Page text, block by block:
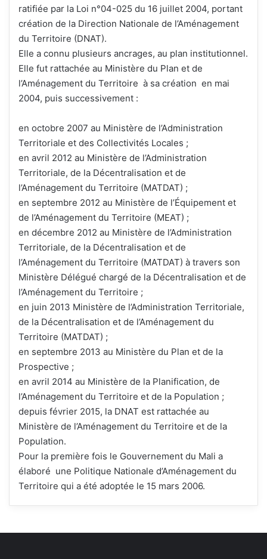
ratifiée par la Loi n°04-025 du 16 juillet 2004, portant
création de la Direction Nationale de l’Aménagement
du Territoire (DNAT).
Elle a connu plusieurs ancrages, au plan institutionnel.
Elle fut rattachée au Ministère du Plan et de
l’Aménagement du Territoire à sa création en mai
2004, puis successivement :
en octobre 2007 au Ministère de l’Administration
Territoriale et des Collectivités Locales ;
en avril 2012 au Ministère de l’Administration
Territoriale, de la Décentralisation et de
l’Aménagement du Territoire (MATDAT) ;
en septembre 2012 au Ministère de l’Équipement et
de l’Aménagement du Territoire (MEAT) ;
en décembre 2012 au Ministère de l’Administration
Territoriale, de la Décentralisation et de
l’Aménagement du Territoire (MATDAT) à travers son
Ministère Délégué chargé de la Décentralisation et de
l’Aménagement du Territoire ;
en juin 2013 Ministère de l’Administration Territoriale,
de la Décentralisation et de l’Aménagement du
Territoire (MATDAT) ;
en septembre 2013 au Ministère du Plan et de la
Prospective ;
en avril 2014 au Ministère de la Planification, de
l’Aménagement du Territoire et de la Population ;
depuis février 2015, la DNAT est rattachée au
Ministère de l’Aménagement du Territoire et de la
Population.
Pour la première fois le Gouvernement du Mali a
élaboré une Politique Nationale d’Aménagement du
Territoire qui a été adoptée le 15 mars 2006.